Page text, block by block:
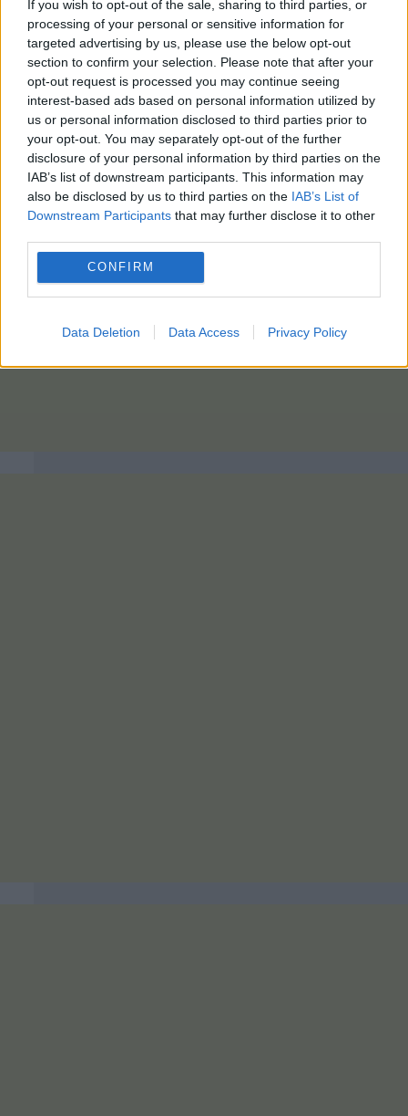
If you wish to opt-out of the sale, sharing to third parties, or
processing of your personal or sensitive information for
targeted advertising by us, please use the below opt-out
section to confirm your selection. Please note that after your
opt-out request is processed you may continue seeing
interest-based ads based on personal information utilized by
us or personal information disclosed to third parties prior to
your opt-out. You may separately opt-out of the further
disclosure of your personal information by third parties on the
IAB’s list of downstream participants. This information may
also be disclosed by us to third parties on the IAB’s List of
Downstream Participants that may further disclose it to other
CONFIRM
Data Deletion Data Access Privacy Policy